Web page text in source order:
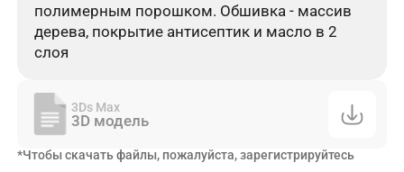
полимерным порошком. Обшивка - массив
дерева, покрытие антисептик и масло в 2
слоя
3Ds Max
3D модель
*Чтобы скачать файлы, пожалуйста, зарегистрируйтесь